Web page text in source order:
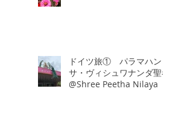
ドイツ旅① パラマハン
サ・ヴィシュワナンダ聖者
@Shree Peetha Nilaya